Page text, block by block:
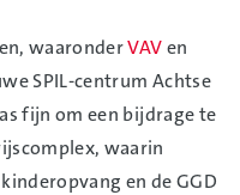
waaronderVAVen
SPIL-centrum Achtse
fijn om een bijdrage te
waarin
en de GGD